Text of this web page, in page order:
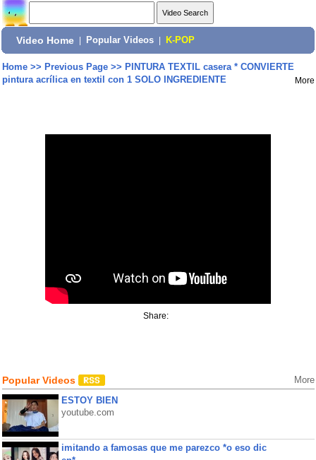
Video Home Popular Videos K-POP
Home>> Previous Page>> PINTURA TEXTIL casera * CONVIERTE
pintura acrílica en textil con 1 SOLO INGREDIENTE
More
Share:
Popular Videos More
ESTOY BIEN
youtube.com
imitando a famosas que me parezco *o eso dic